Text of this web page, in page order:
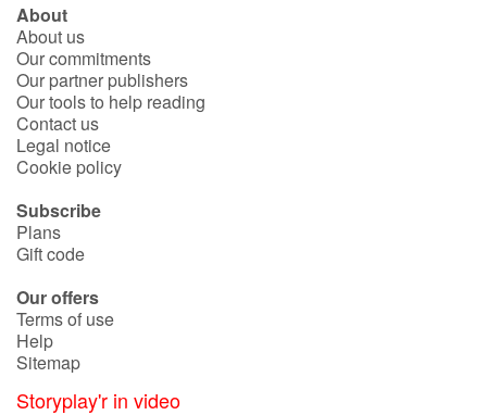
About
About us
Our commitments
Our partner publishers
Our tools to help reading
Contact us
Legal notice
Cookie policy
Subscribe
Plans
Gift code
Our offers
Terms of use
Help
Sitemap
Storyplay'r in video